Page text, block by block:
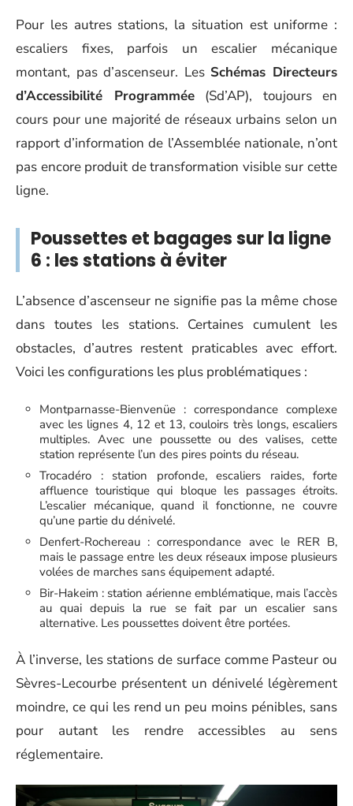
Pour les autres stations, la situation est uniforme :
escaliers fixes, parfois un escalier mécanique
montant, pas d’ascenseur. Les Schémas Directeurs
d’Accessibilité Programmée(Sd’AP), toujours en
cours pour une majorité de réseaux urbains selon un
rapport d’information de l’Assemblée nationale, n’ont
pas encore produit de transformation visible sur cette
ligne.
Poussettes et bagages sur la ligne
6 : les stations à éviter
L’absence d’ascenseur ne signifie pas la même chose
dans toutes les stations. Certaines cumulent les
obstacles, d’autres restent praticables avec effort.
Voici les configurations les plus problématiques :
Montparnasse-Bienvenüe : correspondance complexe
avec les lignes 4, 12 et 13, couloirs très longs, escaliers
multiples. Avec une poussette ou des valises, cette
station représente l’un des pires points du réseau.
Trocadéro : station profonde, escaliers raides, forte
affluence touristique qui bloque les passages étroits.
L’escalier mécanique, quand il fonctionne, ne couvre
qu’une partie du dénivelé.
Denfert-Rochereau : correspondance avec le RER B,
mais le passage entre les deux réseaux impose plusieurs
volées de marches sans équipement adapté.
Bir-Hakeim : station aérienne emblématique, mais l’accès
au quai depuis la rue se fait par un escalier sans
alternative. Les poussettes doivent être portées.
À l’inverse, les stations de surface comme Pasteur ou
Sèvres-Lecourbe présentent un dénivelé légèrement
moindre, ce qui les rend un peu moins pénibles, sans
pour autant les rendre accessibles au sens
réglementaire.